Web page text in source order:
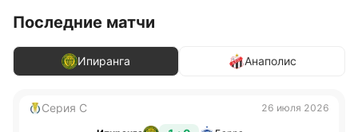
Последние матчи
Ипиранга Анаполис
Серия С 26 июля 2026